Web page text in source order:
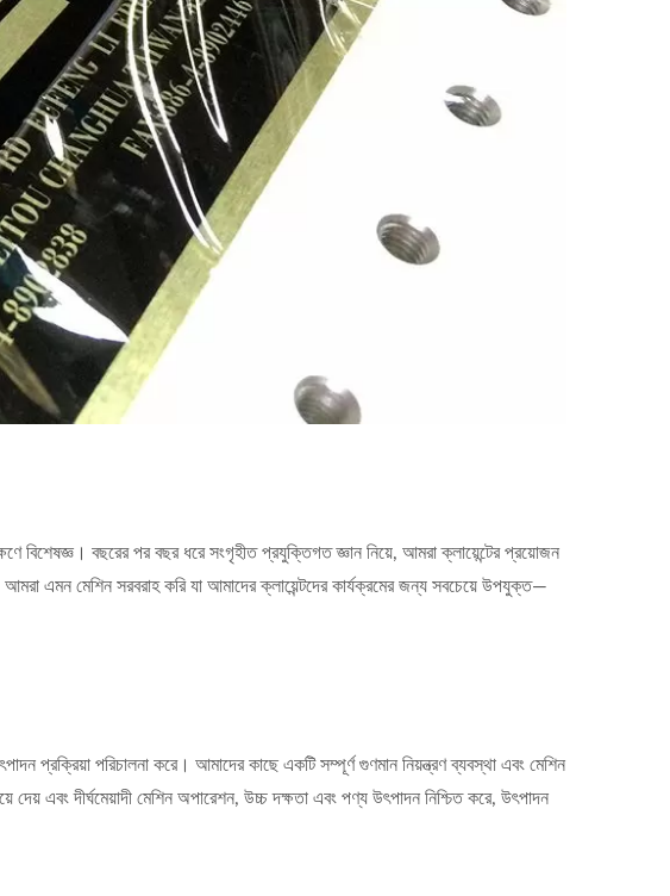
বিশেষজ্ঞ। বছরের পর বছর ধরে সংগৃহীত প্রযুক্তিগত জ্ঞান নিয়ে, আমরা ক্লায়েন্টের প্রয়োজন
এমন মেশিন সরবরাহ করি যা আমাদের ক্লায়েন্টদের কার্যক্রমের জন্য সবচেয়ে উপযুক্ত—
প্রক্রিয়া পরিচালনা করে। আমাদের কাছে একটি সম্পূর্ণ গুণমান নিয়ন্ত্রণ ব্যবস্থা এবং মেশিন
দেয় এবং দীর্ঘমেয়াদী মেশিন অপারেশন, উচ্চ দক্ষতা এবং পণ্য উৎপাদন নিশ্চিত করে, উৎপাদন